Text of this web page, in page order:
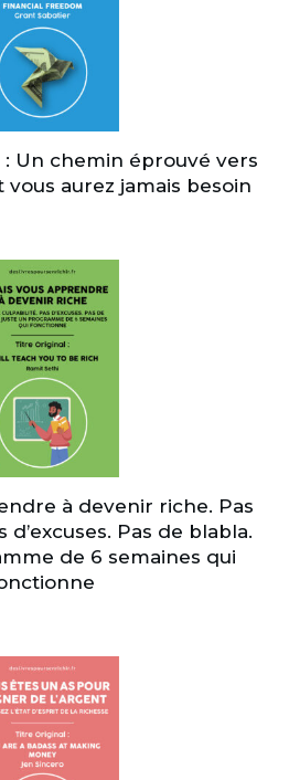
Un chemin éprouvé vers
aurez jamais besoin
à devenir riche. Pas
Pas de blabla.
de 6 semaines qui